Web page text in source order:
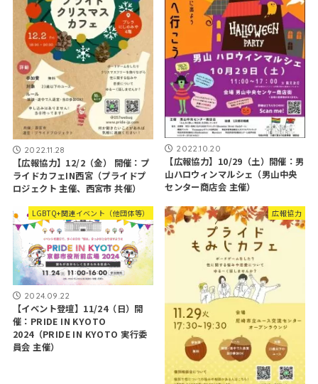
2022.11.28
【広報協力】12/2（金） 開催：プ
ライドカフェIN西宮（プライドプ
ロジェクト 主催、西宮市 共催）
2022.10.20
【広報協力】10/29（土）開催：男
山ハロウィンマルシェ（男山中央
センター商店会 主催）
LGBTQ+関連イベント（他団体等）
2024.09.22
【イベント登壇】11/24（日）開
催：PRIDE IN KYOTO
2024（PRIDE IN KYOTO 実行委
員会 主催）
広報協力